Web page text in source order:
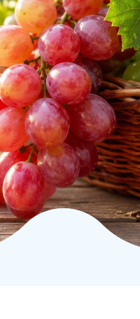
000 ₽
от
000 ₽